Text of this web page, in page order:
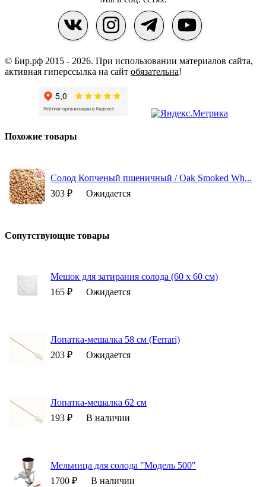
© Бир.рф 2015 - 2026. При использовании материалов сайта,
активная гиперссылка на сайт обязательна!
Похожие товары
Солод Копченый пшеничный / Oak Smoked Wh...
303 ₽
Ожидается
Сопутствующие товары
Мешок для затирания солода (60 х 60 см)
165 ₽
Ожидается
Лопатка-мешалка 58 см (Ferrari)
203 ₽
Ожидается
Лопатка-мешалка 62 см
193 ₽
В наличии
Мельница для солода "Модель 500"
1700 ₽
В наличии